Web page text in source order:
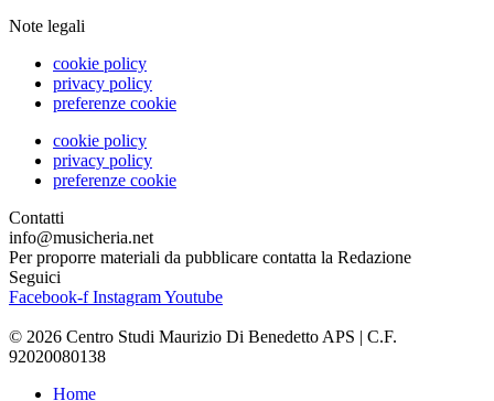
Note legali
cookie policy
privacy policy
preferenze cookie
cookie policy
privacy policy
preferenze cookie
Contatti
info@musicheria.net
Per proporre materiali da pubblicare contatta la Redazione
Seguici
Facebook-f InstagramYoutube
© 2026 Centro Studi Maurizio Di Benedetto APS | C.F.
92020080138
Home